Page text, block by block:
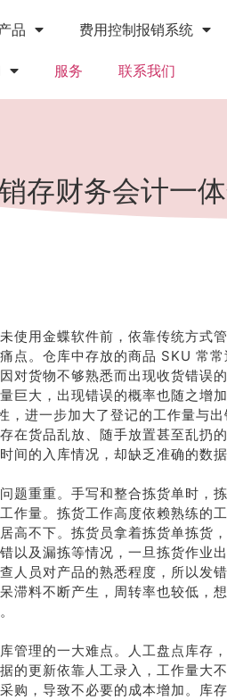
品 费用控制报销系统
服务 联系我们
存财务会计一
使用金蝶软件前，依靠传统方式
点。仓库中存放的商品 SKU 常
对货物不够熟悉而出现收货错误
巨大，出现错误的概率也随之增
，进一步加大了登记的工作量与
在货品乱放、随手放置甚至乱扔
间的入库情况，却缺乏准确的数据
题重重。手写和整合拣货单时，
作量。拣货工作高度依赖熟练的
高不下。拣货员拿着拣货单拣货
以及漏拣等情况，一旦拣货作业
人员对产品的熟悉程度，所以发
滞料不断产生，周转率也较低，
管理的一大难点。人工盘点库存
的更新依靠人工录入，工作量大
购，导致不必要的成本增加。库